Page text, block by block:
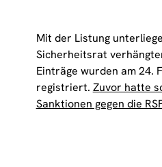
Mit der Listung
Sicherheitsrat
Einträge wurden am 24.
registriert. Zuvor hatte
Sanktionen gegen die